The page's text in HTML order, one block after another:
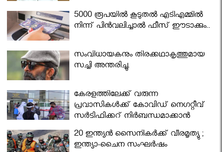
5000 രൂപയിൽ കൂടുതൽ എടിഎമ്മിൽ
നിന്ന് പിൻവലിച്ചാൽ ഫീസ് ഈടാക്കും..
സംവിധായകനും തിരക്കഥാകൃത്തുമായ
സച്ചി അന്തരിച്ചു.
കേരളത്തിലേക്ക് വരുന്ന
പ്രവാസികള്‍ക്ക് കോവിഡ് നെഗറ്റീവ്
സര്‍ട്ടിഫിക്കറ്റ് നിർബന്ധമാക്കാൻ
മന്ത്രിസഭ
20 ഇന്ത്യൻ സൈനികർക്ക് വീരമൃത്യു ;
ഇന്ത്യാ-ചൈന സംഘർഷം